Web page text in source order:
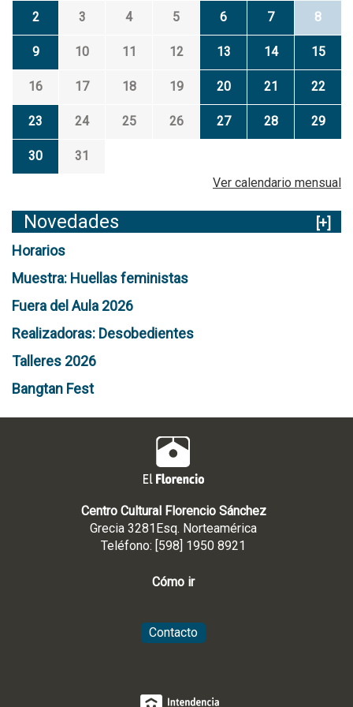
2 3 4 5 6 7 8
9 10 11 12 13 14 15
16 17 18 19 20 21 22
23 24 25 26 27 28 29
30
31
Ver calendario mensual
Novedades
[+]
Horarios
Muestra: Huellas feministas
Fuera del Aula 2026
Realizadoras: Desobedientes
Talleres 2026
Bangtan Fest
Centro Cultural Florencio Sánchez
Grecia 3281Esq. Norteamérica
Teléfono: [598] 1950 8921
Cómo ir
Contacto